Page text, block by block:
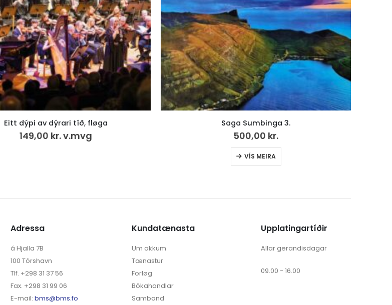
Saga Sumbinga 3.
500,00kr.
Føroyskt bíbliumál í 200 ár
248,00 kr.
Adressa
á Hjalla 7B
100 Tórshavn
Tlf. +298 31 37 56
Fax. +298 31 99 06
E-mail: bms@bms.fo
Kundatænasta
Um okkum
Tænastur
Forløg
Bókahandlar
Samband
Upplatingartíðir
Allar gerandisdagar
09.00 - 16.00